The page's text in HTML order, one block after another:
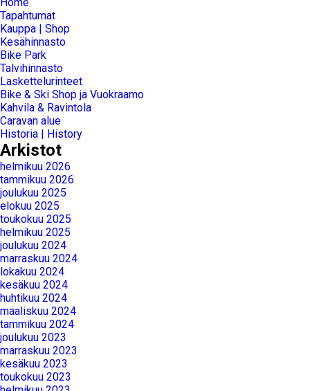
Tapahtumat
Kauppa | Shop
Kesähinnasto
Bike Park
Talvihinnasto
Laskettelurinteet
Bike & Ski Shop ja Vuokraamo
Kahvila & Ravintola
Caravan alue
Historia | History
Arkistot
helmikuu 2026
tammikuu 2026
joulukuu 2025
elokuu 2025
toukokuu 2025
helmikuu 2025
joulukuu 2024
marraskuu 2024
lokakuu 2024
kesäkuu 2024
huhtikuu 2024
maaliskuu 2024
tammikuu 2024
joulukuu 2023
marraskuu 2023
kesäkuu 2023
toukokuu 2023